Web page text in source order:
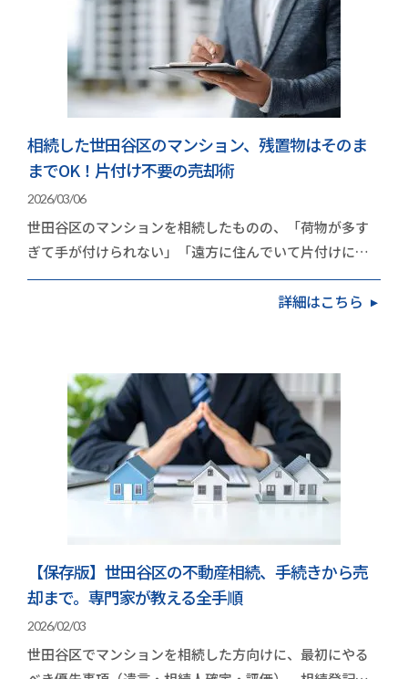
相続した世田谷区のマンション、残置物はそのま
までOK！片付け不要の売却術
2026/03/06
世田谷区のマンションを相続したものの、「荷物が多す
ぎて手が付けられない」「遠方に住んでいて片付けに行
く時間がない」と立ち止まっていませんか？実は、世…
詳細はこちら
【保存版】世田谷区の不動産相続、手続きから売
却まで。専門家が教える全手順
2026/02/03
世田谷区でマンションを相続した方向けに、最初にやる